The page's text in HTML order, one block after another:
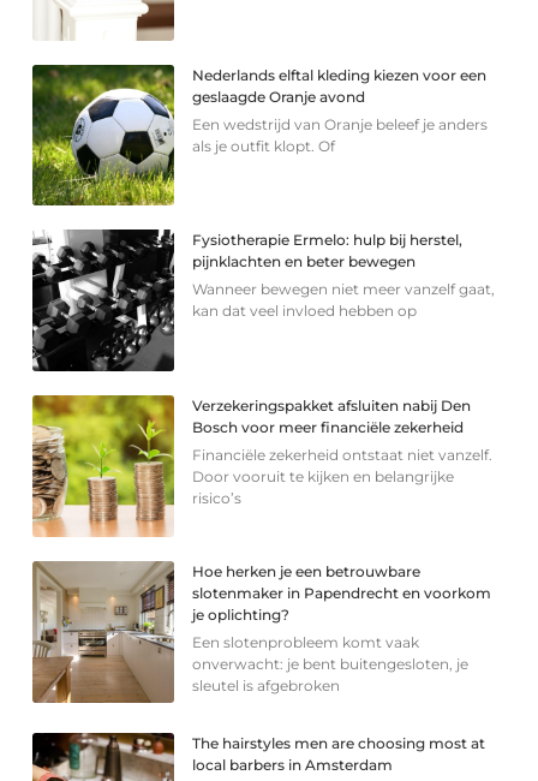
Nederlands elftal kleding kiezen voor een
geslaagde Oranje avond
Een wedstrijd van Oranje beleef je anders
als je outfit klopt. Of
Fysiotherapie Ermelo: hulp bij herstel,
pijnklachten en beter bewegen
Wanneer bewegen niet meer vanzelf gaat,
kan dat veel invloed hebben op
Verzekeringspakket afsluiten nabij Den
Bosch voor meer financiële zekerheid
Financiële zekerheid ontstaat niet vanzelf.
Door vooruit te kijken en belangrijke
risico’s
Hoe herken je een betrouwbare
slotenmaker in Papendrecht en voorkom
je oplichting?
Een slotenprobleem komt vaak
onverwacht: je bent buitengesloten, je
sleutel is afgebroken
The hairstyles men are choosing most at
local barbers in Amsterdam